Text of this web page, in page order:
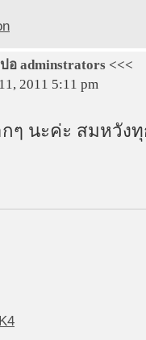
อ adminstrators <<<
2011 5:11 pm
นะค่ะ สมหวังทุ